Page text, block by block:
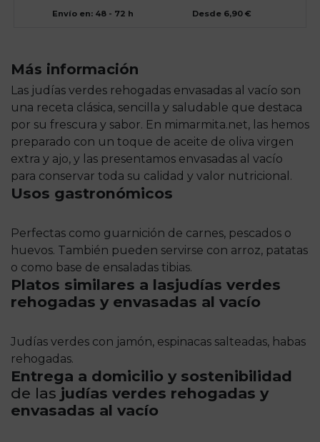
Envío en: 48 - 72 h Desde 6,90 €
Más información
Las judías verdes rehogadas envasadas al vacío son
una receta clásica, sencilla y saludable que destaca
por su frescura y sabor. En mimarmita.net, las hemos
preparado con un toque de aceite de oliva virgen
extra y ajo, y las presentamos envasadas al vacío
para conservar toda su calidad y valor nutricional.
Usos gastronómicos
Perfectas como guarnición de carnes, pescados o
huevos. También pueden servirse con arroz, patatas
o como base de ensaladas tibias.
Platos similares a lasjudías verdes
rehogadas y envasadas al vacío
Judías verdes con jamón, espinacas salteadas, habas
rehogadas.
Entrega a domicilio y sostenibilidad
de las judías verdes rehogadas y
envasadas al vacío